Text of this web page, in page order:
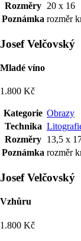
Rozměry 20 x 16
Poznámka rozměr
Josef Velčovský
Mladé víno
1.800 Kč
Kategorie Obrazy
Technika
Rozměry 13,5 x
Poznámka rozměr
Josef Velčovský
Vzhůru
1.800 Kč